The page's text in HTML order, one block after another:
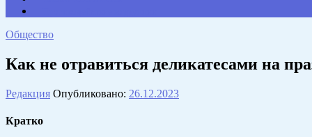
Общество
Как не отравиться деликатесами на
Редакция Опубликовано: 26.12.2023
Кратко